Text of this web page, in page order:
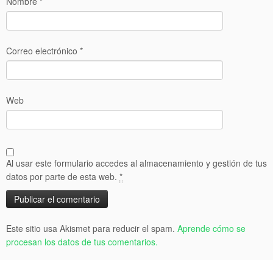
Correo electrónico *
Web
Al usar este formulario accedes al almacenamiento y gestión de tus
datos por parte de esta web. *
Este sitio usa Akismet para reducir el spam. Aprende cómo se
procesan los datos de tus comentarios.